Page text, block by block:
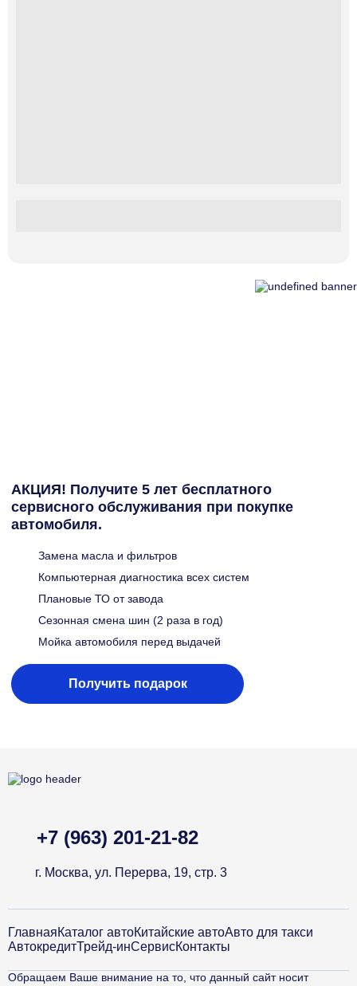
АКЦИЯ! Получите 5 лет бесплатного
сервисного обслуживания при покупке
автомобиля.
Замена масла и фильтров
Компьютерная диагностика всех систем
Плановые ТО от завода
Сезонная смена шин (2 раза в год)
Мойка автомобиля перед выдачей
Получить подарок
+7 (963) 201-21-82
г. Москва, ул. Перерва, 19, стр. 3
ГлавнаяКаталог автоКитайские автоАвто для такси
АвтокредитТрейд-инСервисКонтакты
Обращаем Ваше внимание на то, что данный сайт носит